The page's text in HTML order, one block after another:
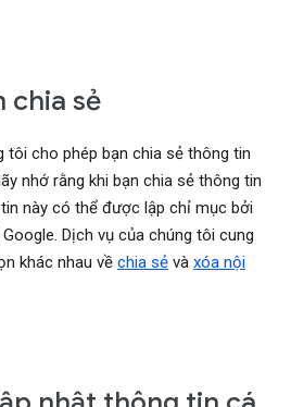
chia sẻ
tôi cho phép bạn chia sẻ thông tin
nhớ rằng khi bạn chia sẻ thông tin
này có thể được lập chỉ mục bởi
Dịch vụ của chúng tôi cung
khác nhau về chia sẻ và xóa nội